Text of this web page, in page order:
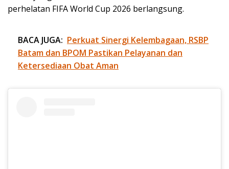
perhelatan FIFA World Cup 2026 berlangsung.
BACA JUGA: Perkuat Sinergi Kelembagaan, RSBP
Batam dan BPOM Pastikan Pelayanan dan
Ketersediaan Obat Aman